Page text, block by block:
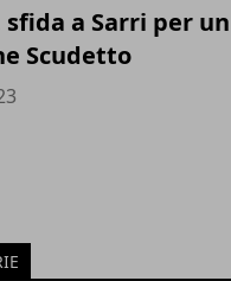
sfida a Sarri per
Scudetto